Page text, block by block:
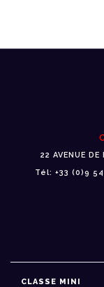
22 AVENUE
Tél: +33 (0)9 54
CLASSE MINI